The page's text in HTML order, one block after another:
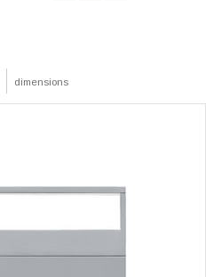
dimensions